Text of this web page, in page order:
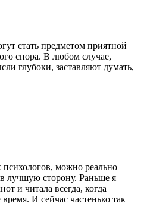
стать предметом приятной
спора. В любом случае,
глубоки, заставляют думать,
можно реально
лучшую сторону. Раньше я
и читала всегда, когда
И сейчас частенько так